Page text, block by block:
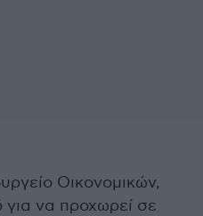
Οικονομικών,
για να προχωρεί σε